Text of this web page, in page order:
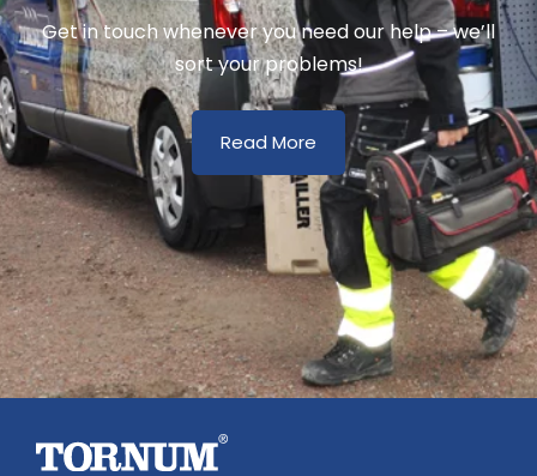
Get in touch whenever you need our help – we’ll
sort your problems!
Read More